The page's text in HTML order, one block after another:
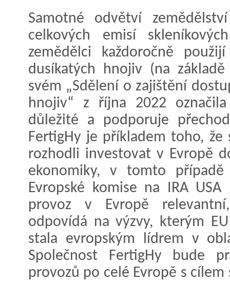
Samotné odvětví
celkových emisí
zemědělci každoročně
dusíkatých hnojiv (na
svém „Sdělení o zajištění
hnojiv“ z října 2022
důležité a podporuje
FertigHy je příkladem toho,
rozhodli investovat v Evropě
ekonomiky, v tomto
Evropské komise na IRA
provoz v Evropě
odpovídá na výzvy, kterým
stala evropským lídrem v
Společnost FertigHy bude
provozů po celé Evropě s